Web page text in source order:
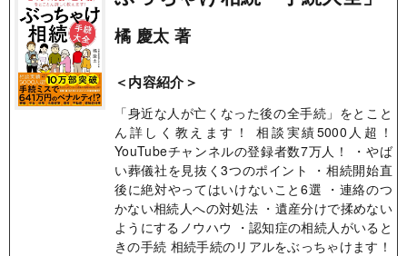
橘 慶太 著
＜内容紹介＞
「身近な人が亡くなった後の全手続」をとこと
ん詳しく教えます！ 相談実績5000人超！
YouTubeチャンネルの登録者数7万人！ ・やば
い葬儀社を見抜く3つのポイント ・相続開始直
後に絶対やってはいけないこと6選 ・連絡のつ
かない相続人への対処法 ・遺産分けで揉めない
ようにするノウハウ ・認知症の相続人がいると
きの手続 相続手続のリアルをぶっちゃけます！